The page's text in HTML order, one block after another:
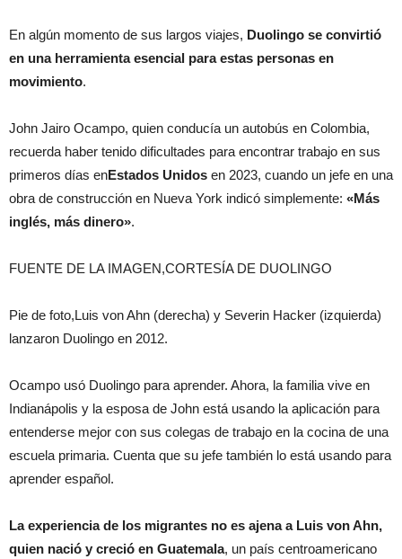
En algún momento de sus largos viajes, Duolingo se convirtió
en una herramienta esencial para estas personas en
movimiento.
John Jairo Ocampo, quien conducía un autobús en Colombia,
recuerda haber tenido dificultades para encontrar trabajo en sus
primeros días enEstados Unidos en 2023, cuando un jefe en una
obra de construcción en Nueva York indicó simplemente: «Más
inglés, más dinero».
FUENTE DE LA IMAGEN,CORTESÍA DE DUOLINGO
Pie de foto,Luis von Ahn (derecha) y Severin Hacker (izquierda)
lanzaron Duolingo en 2012.
Ocampo usó Duolingo para aprender. Ahora, la familia vive en
Indianápolis y la esposa de John está usando la aplicación para
entenderse mejor con sus colegas de trabajo en la cocina de una
escuela primaria. Cuenta que su jefe también lo está usando para
aprender español.
La experiencia de los migrantes no es ajena a Luis von Ahn,
quien nació y creció en Guatemala, un país centroamericano